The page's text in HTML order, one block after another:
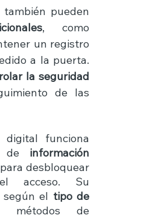
pueden
, como
un registro
a la puerta.
la seguridad
de las
digital funciona
de información
para desbloquear
acceso. Su
el tipo de
de